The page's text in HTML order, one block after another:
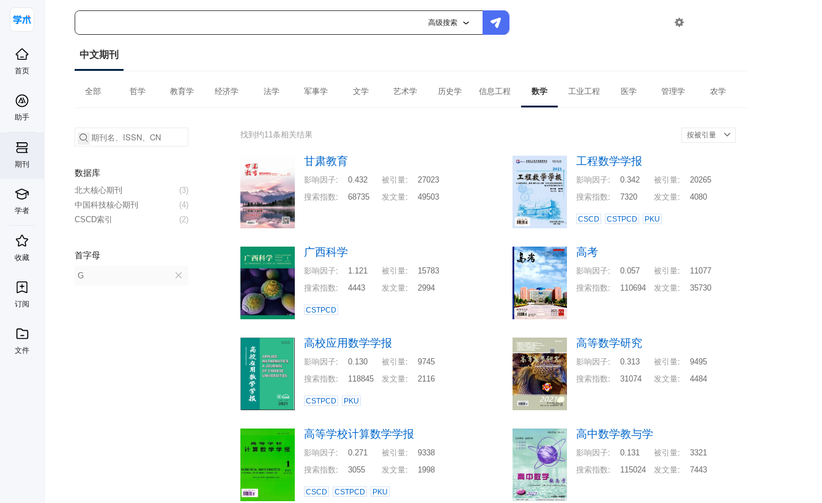
高级搜索 
首页
助手
期刊
学者
收藏
订阅
文件
中文期刊
全部 哲学 教育学 经济学 法学 军事学 文学 艺术学 历史学 信息工程 数学 工业工程 医学 管理学 农学
数据库
(3)
北大核心期刊
(4)
中国科技核心期刊
(2)
CSCD索引
首字母
G
找到约11条相关结果 按被引量
甘肃教育
影响因子: 0.432 被引量:
27023
搜索指数: 68735 发文量: 49503
工程数学学报
影响因子: 0.342 被引量:
20265
搜索指数: 7320 发文量: 4080
CSCD CSTPCD PKU
广西科学
影响因子: 1.121 被引量:
15783
搜索指数: 4443 发文量: 2994
CSTPCD
高考
影响因子: 0.057 被引量:
11077
搜索指数: 110694 发文量: 35730
高校应用数学学报
影响因子: 0.130 被引量:
9745
搜索指数: 118845 发文量: 2116
CSTPCD PKU
高等数学研究
影响因子: 0.313 被引量:
9495
搜索指数: 31074 发文量: 4484
高等学校计算数学学报
影响因子: 0.271 被引量:
9338
搜索指数: 3055 发文量: 1998
CSCD CSTPCD PKU
高中数学教与学
影响因子: 0.131 被引量:
3321
搜索指数: 115024 发文量: 7443